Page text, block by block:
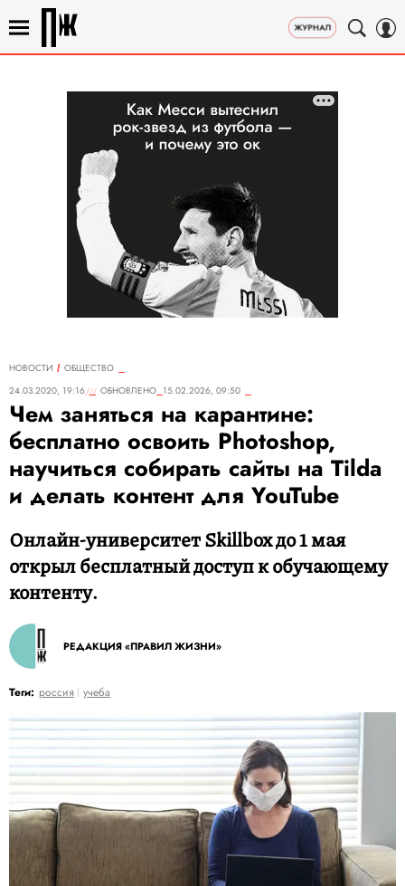
НОВОСТИ
ОБЩЕСТВО
24.03.2020, 19:16
ОБНОВЛЕНО 15.02.2026, 09:50
Чем заняться на карантине:
бесплатно освоить Photoshop,
научиться собирать сайты на Tilda
и делать контент для YouTube
Онлайн-университет Skillbox до 1 мая
открыл бесплатный доступ к обучающему
контенту.
РЕДАКЦИЯ «ПРАВИЛ ЖИЗНИ»
Теги: россия учеба